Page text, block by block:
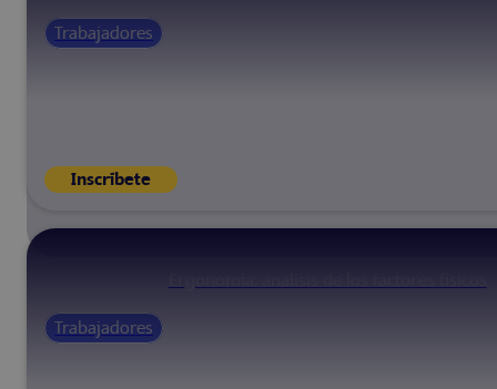
Trabajadores
Inscríbete
Trabajadores